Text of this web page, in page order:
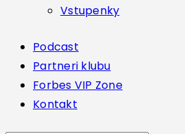
Vstupenky
Podcast
Partneri klubu
Forbes VIP Zone
Kontakt